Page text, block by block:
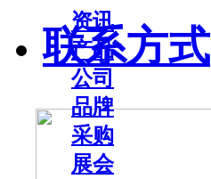
资讯
产品
公司
品牌
采购
展会
联系方式